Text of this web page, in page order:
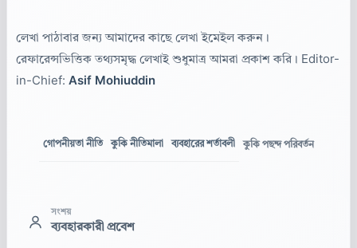
লেখা পাঠাবার জন্য আমাদের কাছে লেখা ইমেইল করুন।
রেফারেন্সভিত্তিক তথ্যসমৃদ্ধ লেখাই শুধুমাত্র আমরা প্রকাশ করি। Editor-
in-Chief: Asif Mohiuddin
গোপনীয়তা নীতি কুকি নীতিমালা ব্যবহারের শর্তাবলী কুকি পছন্দ পরিবর্তন
সংশয়
ব্যবহারকারী প্রবেশ